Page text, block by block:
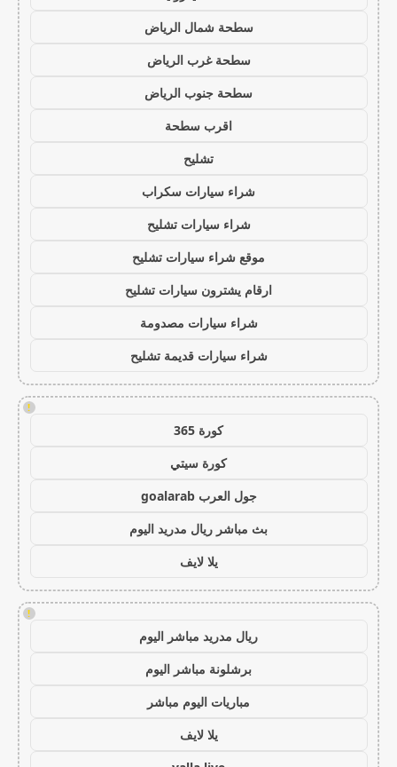
سطحة شمال الرياض
سطحة غرب الرياض
سطحة جنوب الرياض
اقرب سطحة
تشليح
شراء سيارات سكراب
شراء سيارات تشليح
موقع شراء سيارات تشليح
ارقام يشترون سيارات تشليح
شراء سيارات مصدومة
شراء سيارات قديمة تشليح
!
كورة 365
كورة سيتي
جول العرب goalarab
بث مباشر ريال مدريد اليوم
يلا لايف
!
ريال مدريد مباشر اليوم
برشلونة مباشر اليوم
مباريات اليوم مباشر
يلا لايف